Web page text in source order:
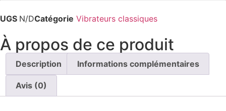
UGS N/DCatégorie Vibrateurs classiques
À propos de ce produit
Description Informations complémentaires
Avis (0)